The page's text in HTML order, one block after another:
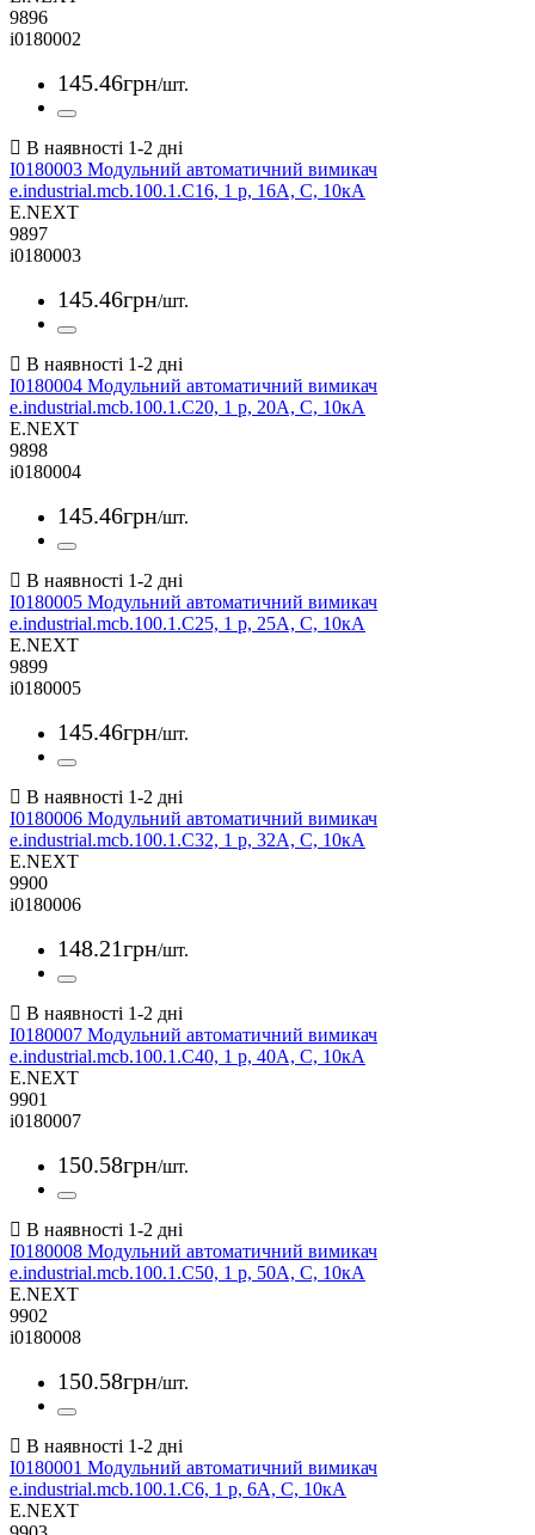
9896
i0180002
145.46грн/шт.
I0180003 Модульний автоматичний вимикач
e.industrial.mcb.100.1.C16, 1 р, 16А, C, 10кА
E.NEXT
9897
i0180003
145.46грн/шт.
I0180004 Модульний автоматичний вимикач
e.industrial.mcb.100.1.C20, 1 р, 20А, C, 10кА
E.NEXT
9898
i0180004
145.46грн/шт.
I0180005 Модульний автоматичний вимикач
e.industrial.mcb.100.1.C25, 1 р, 25А, C, 10кА
E.NEXT
9899
i0180005
145.46грн/шт.
I0180006 Модульний автоматичний вимикач
e.industrial.mcb.100.1.C32, 1 р, 32А, C, 10кА
E.NEXT
9900
i0180006
148.21грн/шт.
I0180007 Модульний автоматичний вимикач
e.industrial.mcb.100.1.C40, 1 р, 40А, C, 10кА
E.NEXT
9901
i0180007
150.58грн/шт.
I0180008 Модульний автоматичний вимикач
e.industrial.mcb.100.1.C50, 1 р, 50А, C, 10кА
E.NEXT
9902
i0180008
150.58грн/шт.
I0180001 Модульний автоматичний вимикач
e.industrial.mcb.100.1.C6, 1 р, 6А, C, 10кА
E.NEXT